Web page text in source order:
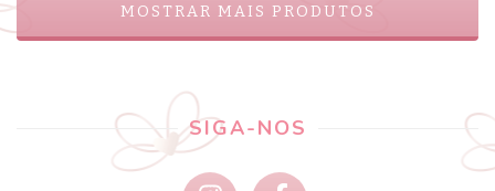
MOSTRAR MAIS PRODUTOS
SIGA-NOS